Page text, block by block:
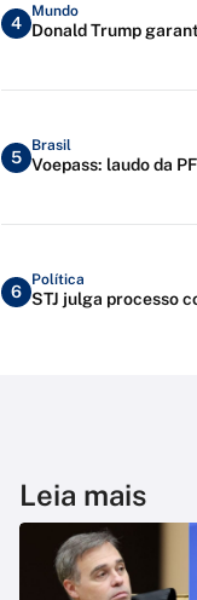
4
Mundo
Donald Trump
5
Brasil
Voepass: laudo da
6
Política
STJ julga processo
Leia mais